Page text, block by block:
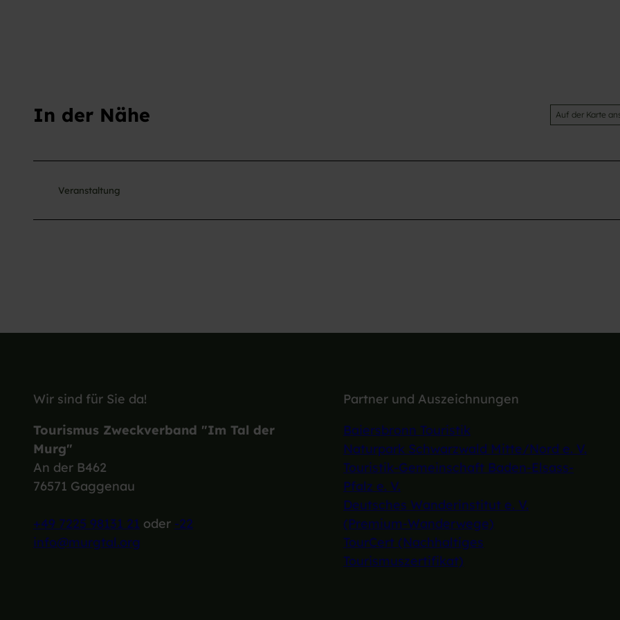
In der Nähe Auf der Karte
Veranstaltung
Wir sind für Sie da!
Tourismus Zweckverband "Im Tal der
Murg"
An der B462
76571 Gaggenau
+49 7225 98131 21 oder -22
info@murgtal.org
Partner und Auszeichnungen
Baiersbronn Touristik
Naturpark Schwarzwald Mitte/Nord e. V.
Touristik-Gemeinschaft Baden-Elsass-
Pfalz e. V.
Deutsches Wanderinstitut e. V.
(Premium-Wanderwege)
TourCert (Nachhaltiges
Tourismuszertifikat)